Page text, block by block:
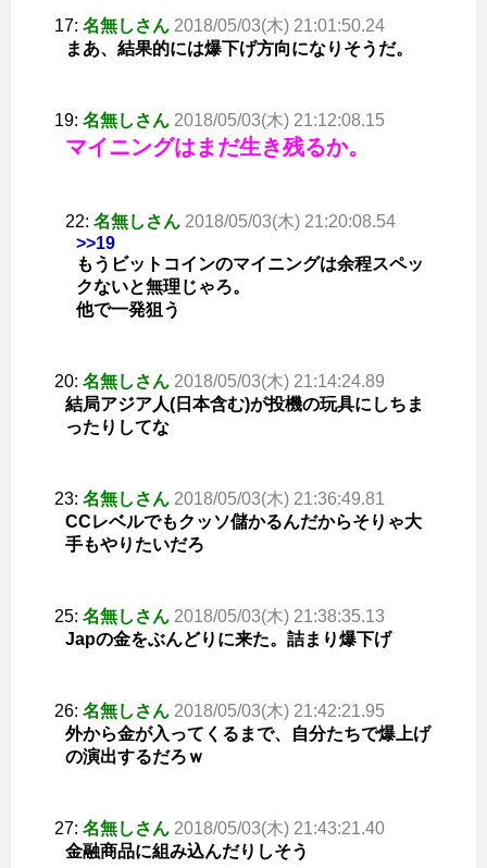
17: 名無しさん 2018/05/03(木) 21:01:50.24
まあ、結果的には爆下げ方向になりそうだ。
19: 名無しさん 2018/05/03(木) 21:12:08.15
マイニングはまだ生き残るか。
22: 名無しさん 2018/05/03(木) 21:20:08.54
>>19
もうビットコインのマイニングは余程スペッ
クないと無理じゃろ。
他で一発狙う
20: 名無しさん 2018/05/03(木) 21:14:24.89
結局アジア人(日本含む)が投機の玩具にしちま
ったりしてな
23: 名無しさん 2018/05/03(木) 21:36:49.81
CCレベルでもクッソ儲かるんだからそりゃ大
手もやりたいだろ
25: 名無しさん 2018/05/03(木) 21:38:35.13
Japの金をぶんどりに来た。詰まり爆下げ
26: 名無しさん 2018/05/03(木) 21:42:21.95
外から金が入ってくるまで、自分たちで爆上げ
の演出するだろｗ
27: 名無しさん 2018/05/03(木) 21:43:21.40
金融商品に組み込んだりしそう